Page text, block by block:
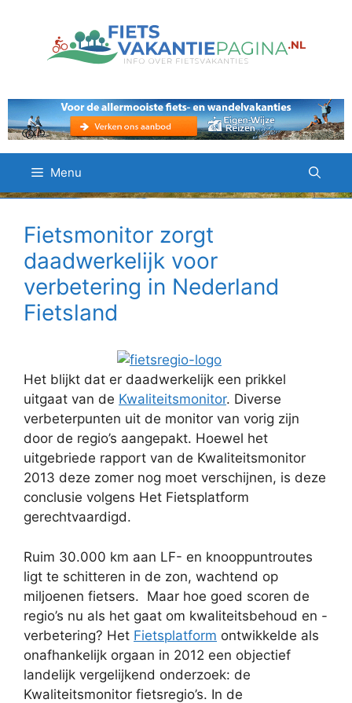
Menu
Fietsmonitor zorgt
daadwerkelijk voor
verbetering in Nederland
Fietsland
Het blijkt dat er daadwerkelijk een prikkel
uitgaat van de Kwaliteitsmonitor. Diverse
verbeterpunten uit de monitor van vorig zijn
door de regio’s aangepakt. Hoewel het
uitgebriede rapport van de Kwaliteitsmonitor
2013 deze zomer nog moet verschijnen, is deze
conclusie volgens Het Fietsplatform
gerechtvaardigd.
Ruim 30.000 km aan LF- en knooppuntroutes
ligt te schitteren in de zon, wachtend op
miljoenen fietsers. Maar hoe goed scoren de
regio’s nu als het gaat om kwaliteitsbehoud en -
verbetering? Het Fietsplatform ontwikkelde als
onafhankelijk orgaan in 2012 een objectief
landelijk vergelijkend onderzoek: de
Kwaliteitsmonitor fietsregio’s. In de